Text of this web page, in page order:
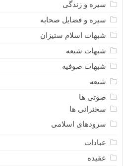
سیره و زندگی
سیره و فضایل صحابه
شبهات اسلام ستیزان
شبهات شیعه
شبهات صوفیه
شیعه
صوتی ها
سخنرانی ها
سرودهای اسلامی
عبادات
عقیده